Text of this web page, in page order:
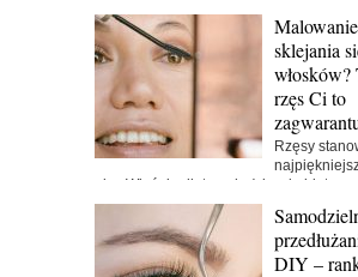
sklejania
włosków?
rzęs Ci to
Rzęsy
oka. Właśnie dlatego każda z kobiet
dużą...
DIY –